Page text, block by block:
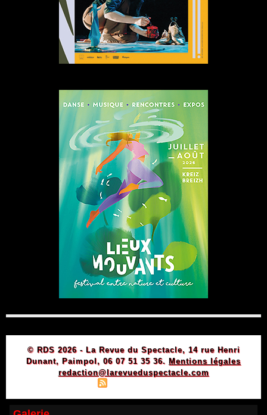
© RDS 2026 - La Revue du Spectacle, 14 rue Henri
Dunant, Paimpol, 06 07 51 35 36. Mentions légales
redaction@larevueduspectacle.com